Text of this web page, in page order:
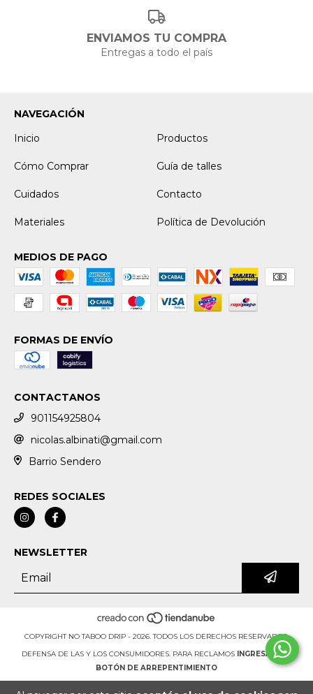
ENVIAMOS TU COMPRA
Entregas a todo el país
NAVEGACIÓN
Inicio
Productos
Cómo Comprar Guía de talles
Cuidados Contacto
Materiales Política de Devolución
MEDIOS DE PAGO
FORMAS DE ENVÍO
CONTACTANOS
901154925804
nicolas.albinati@gmail.com
Barrio Sendero
REDES SOCIALES
NEWSLETTER
COPYRIGHT NO TABOO DRIP - 2026. TODOS LOS DERECHOS RESERVADOS.
DEFENSA DE LAS Y LOS CONSUMIDORES. PARA RECLAMOS INGRESÁ ACÁ.
BOTÓN DE ARREPENTIMIENTO